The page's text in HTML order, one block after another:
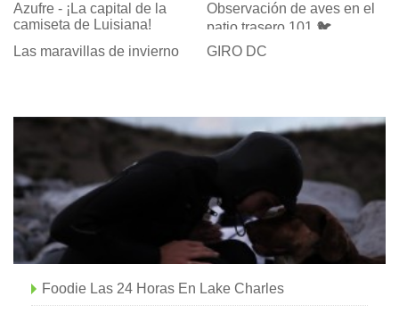
Azufre - ¡La capital de la
camiseta de Luisiana!
Observación de aves en el
patio trasero 101 🐦
Las maravillas de invierno
GIRO DC
Foodie Las 24 Horas En Lake Charles